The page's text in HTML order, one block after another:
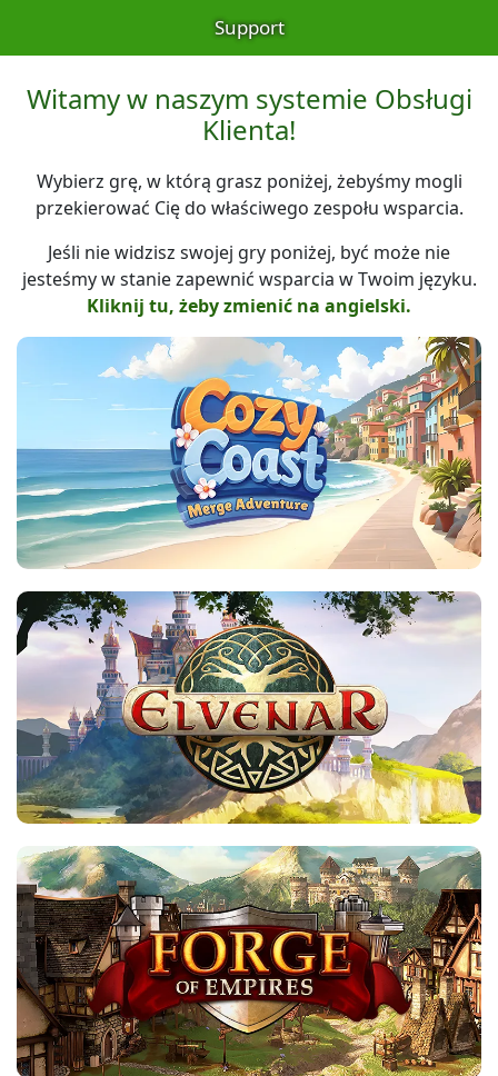
Support
Witamy w naszym systemie Obsługi
Klienta!
Wybierz grę, w którą grasz poniżej, żebyśmy mogli
przekierować Cię do właściwego zespołu wsparcia.
Jeśli nie widzisz swojej gry poniżej, być może nie
jesteśmy w stanie zapewnić wsparcia w Twoim języku.
Kliknij tu, żeby zmienić na angielski.